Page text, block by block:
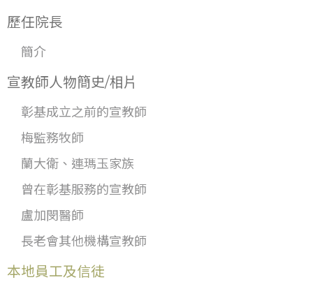
歷任院長
簡介
宣教師人物簡史/相片
彰基成立之前的宣教師
梅監務牧師
蘭大衛、連瑪玉家族
曾在彰基服務的宣教師
盧加閔醫師
長老會其他機構宣教師
本地員工及信徒